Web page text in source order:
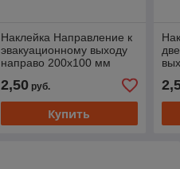
Наклейка Направление к
эвакуационному выходу
направо 200х100 мм
2,50руб.
Купить